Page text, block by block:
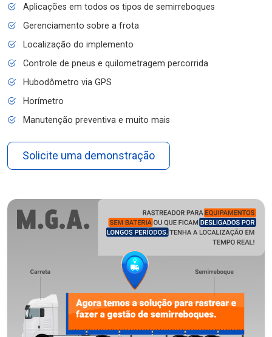
Aplicações em todos os tipos de semirreboques
Gerenciamento sobre a frota
Localização do implemento
Controle de pneus e quilometragem percorrida
Hubodômetro via GPS
Horímetro
Manutenção preventiva e muito mais
Solicite uma demonstração